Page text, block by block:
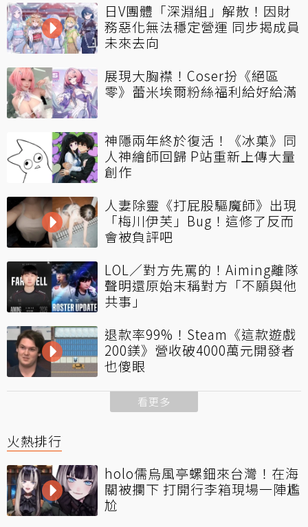
日V團體「深淵組」解散！因財
務惡化無法穩定營運 同步揭成員
未來去向
展現大胸襟！Coser扮《絕區
零》蕾米埃爾粉絲福利給好給滿
神隱兩年終於復活！《冰菓》同
人神繪師回歸 P站重新上傳大量
創作
人妻除靈《打屁股驅魔師》出現
「梅川伊芙」Bug！這修了反而
會被負評吧
LOL／對方先罵的！Aiming離隊
聲明還原始末稱對方「不願與他
共事」
退款率99%！Steam《這款遊戲
200鎂》營收破4000萬元開發者
也傻眼
看更多
火熱排行
holo儒烏風亭螺鈿來台灣！在海
關被攔下 打開行李箱現場一陣尷
尬